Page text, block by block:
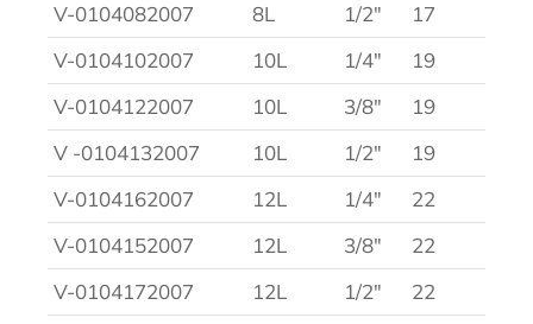
V-0104082007
8L 1/2″
17
V-0104102007
10L 1/4″
19
V-0104122007
10L 3/8″
19
V -0104132007
10L 1/2″
19
V-0104162007
12L 1/4″
22
V-0104152007
12L 3/8″
22
V-0104172007
12L 1/2″
22